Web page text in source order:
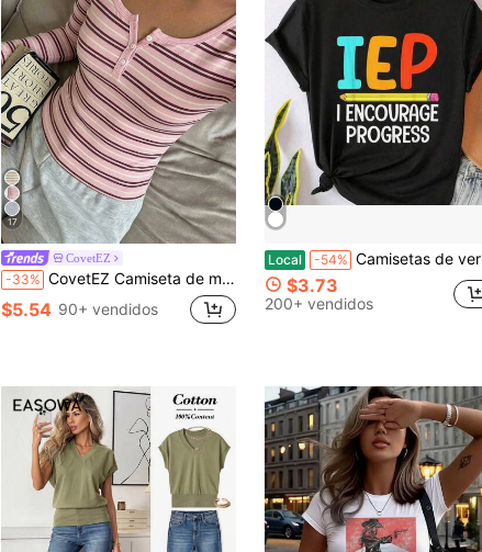
17
CovetEZ
-33% CovetEZ Camiseta de mujer casual de rayas rosas con ajuste ceñido, rayas vintage americanas, ropa de mujer para otoño/invierno, streetwear, adecuada para el desplazamiento diario, citas, reuniones, otoño/invierno, verano, Navidad, Año Nuevo, Acción de Gracias, fiestas, bodas, playa, ceremonia de graduación, elegante, casual, salidas
$5.54 90+ vendidos
Local -54% Camisetas de verano, camisetas de manga corta de algodón con cuello redondo para profesores de educación especial, ideales para verano y primavera.
$3.73
200+ vendidos